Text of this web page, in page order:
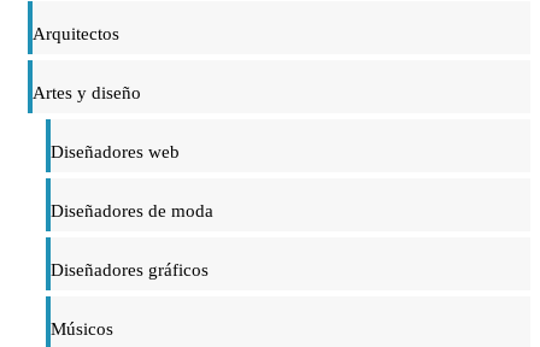
Arquitectos
Artes y diseño
Diseñadores web
Diseñadores de moda
Diseñadores gráficos
Músicos